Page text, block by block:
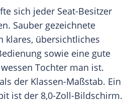
sich jeder Seat-Besitzer
Sauber gezeichnete
klares, übersichtliches
sowie eine gute
Tochter man ist.
der Klassen-Maßstab. Ein
ist der 8,0-Zoll-Bildschirm.